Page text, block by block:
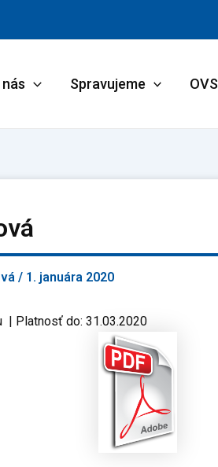
nás Spravujeme OVS
/ 1. januára 2020
| Platnosť do: 31.03.2020